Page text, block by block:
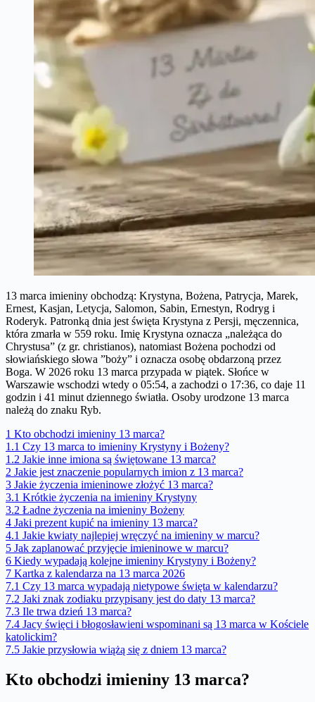
13 marca imieniny obchodzą: Krystyna, Bożena, Patrycja, Marek,
Ernest, Kasjan, Letycja, Salomon, Sabin, Ernestyn, Rodryg i
Roderyk. Patronką dnia jest święta Krystyna z Persji, męczennica,
która zmarła w 559 roku. Imię Krystyna oznacza „należąca do
Chrystusa” (z gr. christianos), natomiast Bożena pochodzi od
słowiańskiego słowa ”boży” i oznacza osobę obdarzoną przez
Boga. W 2026 roku 13 marca przypada w piątek. Słońce w
Warszawie wschodzi wtedy o 05:54, a zachodzi o 17:36, co daje 11
godzin i 41 minut dziennego światła. Osoby urodzone 13 marca
należą do znaku Ryb.
1 Kto obchodzi imieniny 13 marca?
1.1 Czy 13 marca to imieniny Krystyny i Bożeny?
1.2 Jakie inne imiona są świętowane 13 marca?
2 Jakie jest znaczenie popularnych imion z 13 marca?
3 Jakie życzenia imieninowe złożyć 13 marca?
3.1 Krótkie życzenia na imieniny Krystyny
3.2 Ładne życzenia na imieniny Bożeny
4 Jaki prezent kupić na imieniny 13 marca?
4.1 Jakie kwiaty najlepiej wręczyć na imieniny w marcu?
5 Jak zaplanować przyjęcie imieninowe w marcu?
6 Kiedy wypadają kolejne imieniny Krystyny i Bożeny?
7 Kartka z kalendarza na 13 marca 2026
7.1 Czy 13 marca wypadają nietypowe święta w kalendarzu?
7.2 Jaki znak zodiaku przypisany jest do daty 13 marca?
7.3 Ile trwa dzień 13 marca?
7.4 Jacy święci i błogosławieni wspominani są 13 marca w Kościele
katolickim?
7.5 Jakie przysłowia wiążą się z dniem 13 marca?
Kto obchodzi imieniny 13 marca?